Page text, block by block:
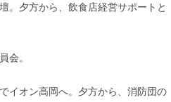
夕方から、飲食店経営サポートと
会。
イオン高岡へ。夕方から、消防団の